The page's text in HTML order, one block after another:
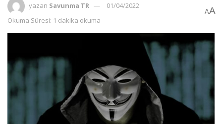
yazan Savunma TR
01/04/2022
Okuma Süresi: 1 dakika okuma
AA